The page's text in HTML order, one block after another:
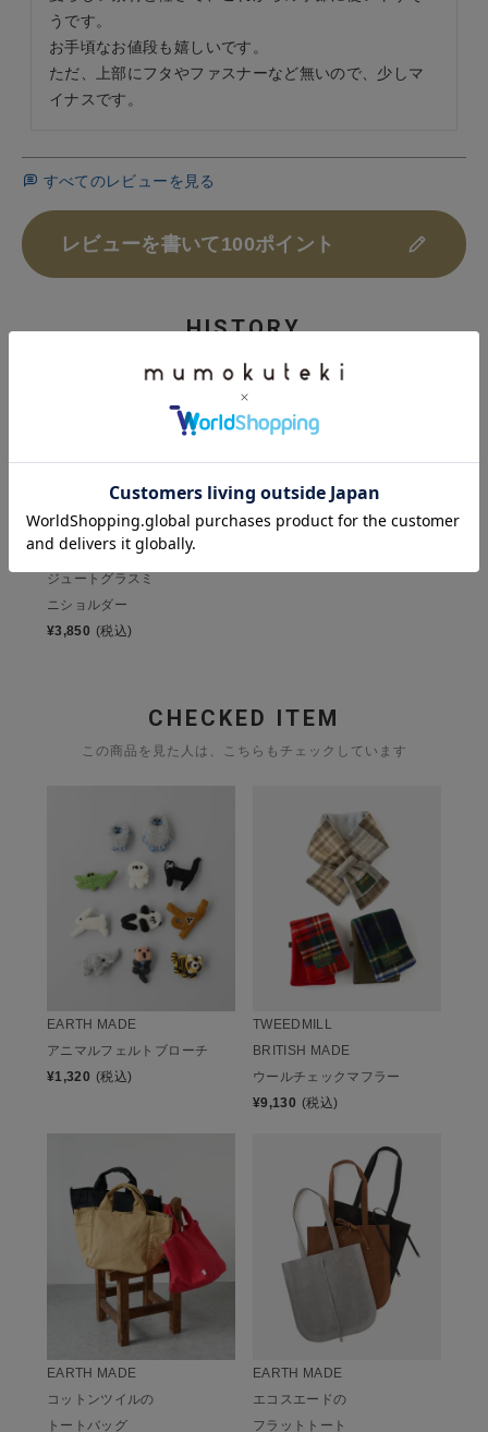
うです。
お手頃なお値段も嬉しいです。
ただ、上部にフタやファスナーなど無いので、少しマ
すべてのレビューを見る
レビューを書いて100ポイント
HISTORY
最近チェックした商品
EARTH MADE
ジュートグラスミ
ニショルダー
¥3,850 (税込)
CHECKED ITEM
この商品を見た人は、こちらもチェックしています
EARTH MADE
アニマルフェルトブローチ
¥1,320 (税込)
TWEEDMILL
BRITISH MADE
ウールチェックマフラー
¥9,130 (税込)
EARTH MADE
コットンツイルの
トートバッグ
EARTH MADE
エコスエードの
フラットトート